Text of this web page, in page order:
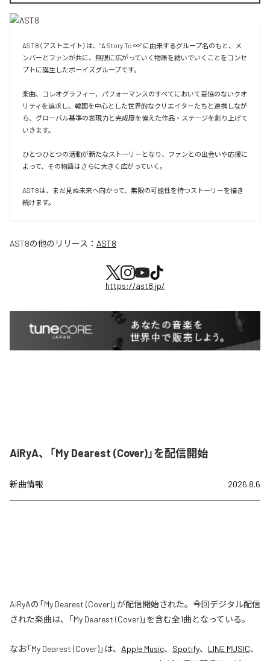
AST8（アストエイト）は、“A Story To ∞” に由来するグループ名のもと、メ
ンバーとファンが共に、無限に広がっていく物語を紡いでいくことをコンセ
プトに誕生したボーイズグループです。
楽曲、コレオグラフィー、パフォーマンスのすべてにおいて妥協のないクオ
リティを追求し、韓国を中心とした世界的なクリエイターたちと連携しなが
ら、グローバル基準の表現力と完成度を備えた作品・ステージを創り上げて
いきます。
ひとつひとつの活動が新たなストーリーとなり、ファンとの出会いや応援に
よって、その物語はさらに大きく広がっていく。
AST8は、まだ見ぬ未来へ向かって、無限の可能性を持つストーリーを描き
続けます。
AST8の他のリリース： AST8
https://ast8.jp/
AiRyA、「My Dearest (Cover)」を配信開始
新曲情報 2026.8.6
AiRyAの「My Dearest (Cover)」が配信開始された。今回デジタル配信
された楽曲は、「My Dearest (Cover)」を含む全1曲となっている。
なお「My Dearest (Cover)」は、 Apple Music、 Spotify、 LINE MUSIC、